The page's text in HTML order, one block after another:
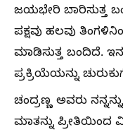
ಜಯಭೇರಿ ಬಾರಿಸುತ್ತ
ಪಕ್ಷವು ಹಲವು
ಮಾಡಿಸುತ್ತ ಬಂದಿದೆ.
ಪ್ರಕ್ರಿಯೆಯನ್ನು
ಚಂದ್ರಣ್ಣ ಅವರು
ಮಾತನ್ನು ಪ್ರೀತಿಯಿಂದ